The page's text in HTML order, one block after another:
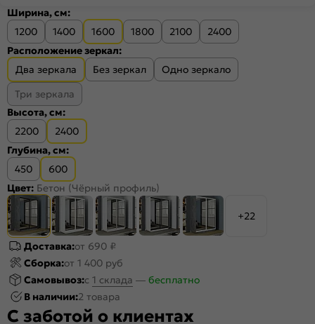
Ширина, см:
1200
1400 1600 1800 2100
2400
Расположение зеркал:
Два зеркала
Без зеркал
Одно зеркало
Три зеркала
Высота, см:
2200
2400
Глубина, см:
450
600
Цвет: Бетон (Чёрный профиль)
+22
Доставка:от 690 ₽
Сборка:от 1 400 руб
Самовывоз:c 1 склада — бесплатно
В наличии:2 товара
С заботой о клиентах